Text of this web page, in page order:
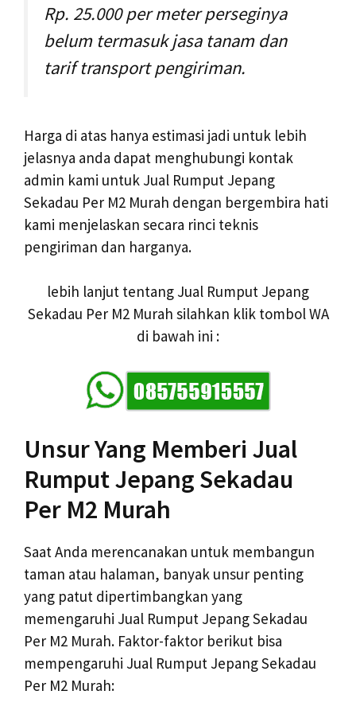
Rp. 25.000 per meter perseginya
belum termasuk jasa tanam dan
tarif transport pengiriman.
Harga di atas hanya estimasi jadi untuk lebih
jelasnya anda dapat menghubungi kontak
admin kami untuk Jual Rumput Jepang
Sekadau Per M2 Murah dengan bergembira hati
kami menjelaskan secara rinci teknis
pengiriman dan harganya.
lebih lanjut tentang Jual Rumput Jepang
Sekadau Per M2 Murah silahkan klik tombol WA
di bawah ini :
Unsur Yang Memberi Jual
Rumput Jepang Sekadau
Per M2 Murah
Saat Anda merencanakan untuk membangun
taman atau halaman, banyak unsur penting
yang patut dipertimbangkan yang
memengaruhi Jual Rumput Jepang Sekadau
Per M2 Murah. Faktor-faktor berikut bisa
mempengaruhi Jual Rumput Jepang Sekadau
Per M2 Murah: